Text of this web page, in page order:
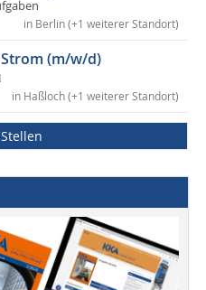
in Berlin (+1 weiterer Standort)
(m/w/d)
in Haßloch (+1 weiterer Standort)